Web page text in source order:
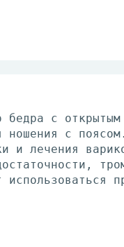
бедра с
ношения с поясом.
и лечения